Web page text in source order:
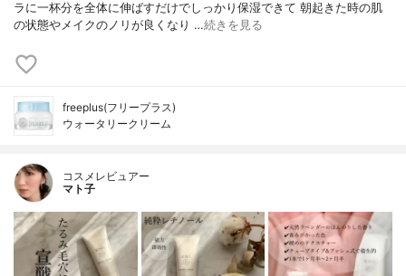
ラに一杯分を全体に伸ばすだけでしっかり保湿できて 朝起きた時の肌
の状態やメイクのノリが良くなり …続きを見る
freeplus(フリープラス)
ウォータリークリーム
コスメレビュアー
マト子